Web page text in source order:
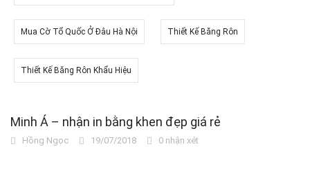
Mua Cờ Tổ Quốc Ở Đâu Hà Nội Thiết Kế Băng Rôn
Thiết Kế Băng Rôn Khẩu Hiệu
Minh Á – nhận in bằng khen đẹp giá rẻ
Hồng Ngọc 19/07/2018 0 nhận xét